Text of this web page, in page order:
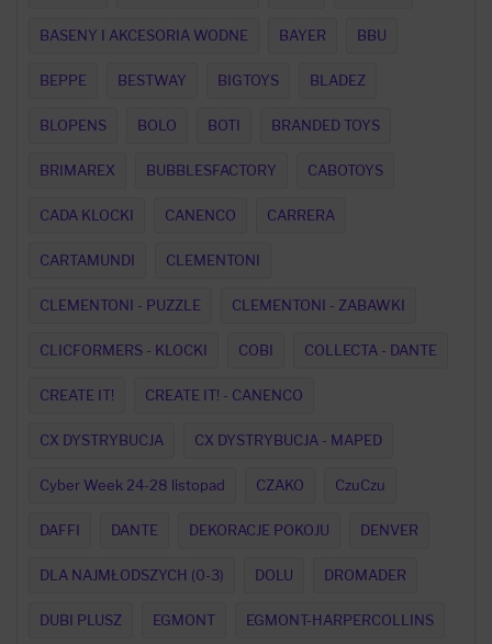
BASENY I AKCESORIA WODNE BAYER BBU
BEPPE BESTWAY BIGTOYS BLADEZ
BLOPENS BOLO BOTI BRANDED TOYS
BRIMAREX BUBBLESFACTORY CABOTOYS
CADA KLOCKI CANENCO CARRERA
CARTAMUNDI CLEMENTONI
CLEMENTONI - PUZZLE CLEMENTONI - ZABAWKI
CLICFORMERS - KLOCKI COBI COLLECTA - DANTE
CREATE IT! CREATE IT! - CANENCO
CX DYSTRYBUCJA CX DYSTRYBUCJA - MAPED
Cyber Week 24-28 listopad CZAKO CzuCzu
DAFFI DANTE DEKORACJE POKOJU DENVER
DLA NAJMŁODSZYCH (0-3) DOLU DROMADER
DUBI PLUSZ EGMONT EGMONT-HARPERCOLLINS